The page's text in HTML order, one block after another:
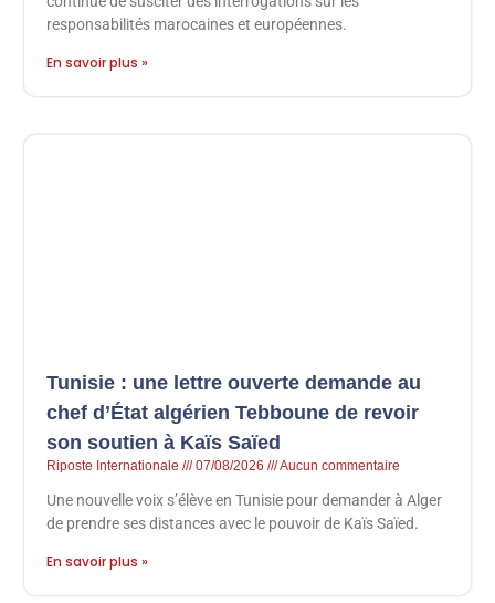
responsabilités marocaines et européennes.
En savoir plus »
Tunisie : une lettre ouverte demande au
chef d’État algérien Tebboune de revoir
son soutien à Kaïs Saïed
Riposte Internationale 07/08/2026 Aucun commentaire
Une nouvelle voix s’élève en Tunisie pour demander à Alger
de prendre ses distances avec le pouvoir de Kaïs Saïed.
En savoir plus »